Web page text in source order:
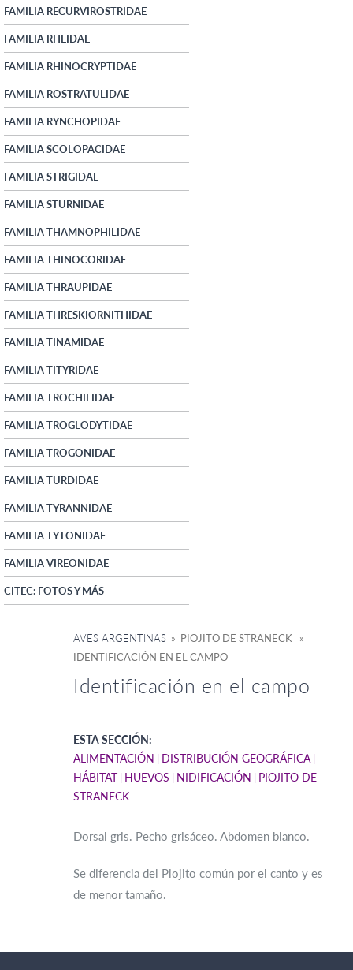
FAMILIA RECURVIROSTRIDAE
FAMILIA RHEIDAE
FAMILIA RHINOCRYPTIDAE
FAMILIA ROSTRATULIDAE
FAMILIA RYNCHOPIDAE
FAMILIA SCOLOPACIDAE
FAMILIA STRIGIDAE
FAMILIA STURNIDAE
FAMILIA THAMNOPHILIDAE
FAMILIA THINOCORIDAE
FAMILIA THRAUPIDAE
FAMILIA THRESKIORNITHIDAE
FAMILIA TINAMIDAE
FAMILIA TITYRIDAE
FAMILIA TROCHILIDAE
FAMILIA TROGLODYTIDAE
FAMILIA TROGONIDAE
FAMILIA TURDIDAE
FAMILIA TYRANNIDAE
FAMILIA TYTONIDAE
FAMILIA VIREONIDAE
CITEC: FOTOS Y MÁS
AVES ARGENTINAS » PIOJITO DE STRANECK »
IDENTIFICACIÓN EN EL CAMPO
Identificación en el campo
ESTA SECCIÓN:
ALIMENTACIÓN
DISTRIBUCIÓN GEOGRÁFICA
HÁBITAT HUEVOS NIDIFICACIÓN
PIOJITO DE
STRANECK
Dorsal gris. Pecho grisáceo. Abdomen blanco.
Se diferencia del Piojito común por el canto y es
de menor tamaño.